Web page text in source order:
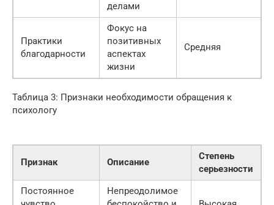
делами
Практики
благодарности
Фокус на
позитивных
аспектах
жизни
Средняя
Таблица 3: Признаки необходимости обращения к
психологу
Признак Описание
Степень
серьезности
Постоянное
Непреодолимое